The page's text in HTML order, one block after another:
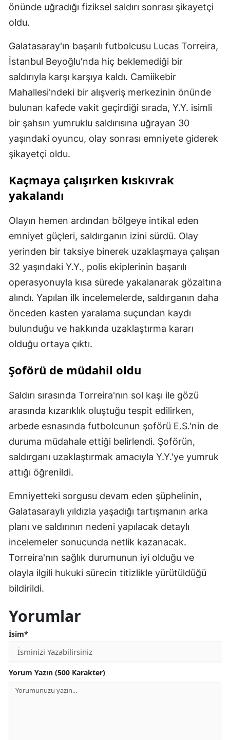
önünde uğradığı fiziksel saldırı sonrası şikayetçi
oldu.
Galatasaray'ın başarılı futbolcusu Lucas Torreira,
İstanbul Beyoğlu'nda hiç beklemediği bir
saldırıyla karşı karşıya kaldı. Camiikebir
Mahallesi'ndeki bir alışveriş merkezinin önünde
bulunan kafede vakit geçirdiği sırada, Y.Y. isimli
bir şahsın yumruklu saldırısına uğrayan 30
yaşındaki oyuncu, olay sonrası emniyete giderek
şikayetçi oldu.
Kaçmaya çalışırken kıskıvrak
yakalandı
Olayın hemen ardından bölgeye intikal eden
emniyet güçleri, saldırganın izini sürdü. Olay
yerinden bir taksiye binerek uzaklaşmaya çalışan
32 yaşındaki Y.Y., polis ekiplerinin başarılı
operasyonuyla kısa sürede yakalanarak gözaltına
alındı. Yapılan ilk incelemelerde, saldırganın daha
önceden kasten yaralama suçundan kaydı
bulunduğu ve hakkında uzaklaştırma kararı
olduğu ortaya çıktı.
Şoförü de müdahil oldu
Saldırı sırasında Torreira'nın sol kaşı ile gözü
arasında kızarıklık oluştuğu tespit edilirken,
arbede esnasında futbolcunun şoförü E.S.'nin de
duruma müdahale ettiği belirlendi. Şoförün,
saldırganı uzaklaştırmak amacıyla Y.Y.'ye yumruk
attığı öğrenildi.
Emniyetteki sorgusu devam eden şüphelinin,
Galatasaraylı yıldızla yaşadığı tartışmanın arka
planı ve saldırının nedeni yapılacak detaylı
incelemeler sonucunda netlik kazanacak.
Torreira'nın sağlık durumunun iyi olduğu ve
olayla ilgili hukuki sürecin titizlikle yürütüldüğü
bildirildi.
Yorumlar
İsim*
Yorum Yazın (500 Karakter)